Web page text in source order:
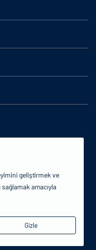
- Tüm hakları saklıdır.
geliştirmek ve
amacıyla
Gizle